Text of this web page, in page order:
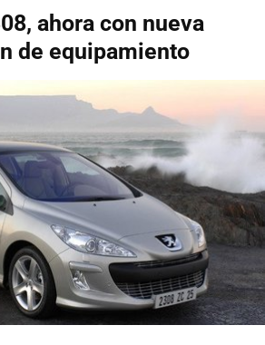
ahora con nueva
de equipamiento